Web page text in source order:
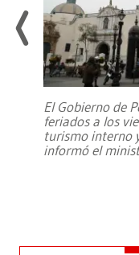
El Gobierno de
feriados a los
turismo interno
informó el